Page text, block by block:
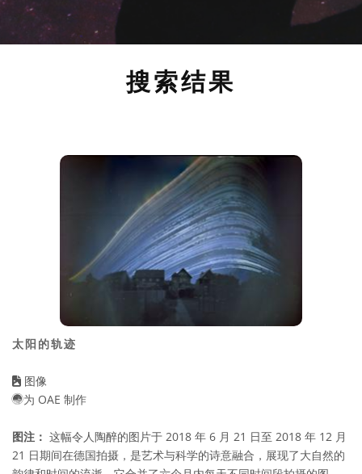
搜索结果
太阳的轨迹
图像
为 OAE 制作
图注： 这幅令人陶醉的图片于 2018 年 6 月 21 日至 2018 年 12 月
21 日期间在德国拍摄，是艺术与科学的诗意融合，展现了大自然的